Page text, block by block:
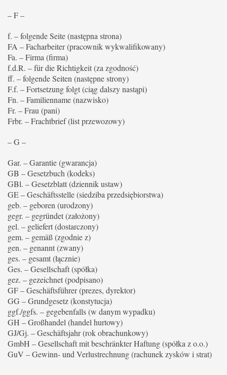
– F –
f. – folgende Seite (następna strona)
FA – Facharbeiter (pracownik wykwalifikowany)
Fa. – Firma (firma)
f.d.R. – für die Richtigkeit (za zgodność)
ff. – folgende Seiten (następne strony)
F.f. – Fortsetzung folgt (ciąg dalszy nastąpi)
Fn. – Familienname (nazwisko)
Fr. – Frau (pani)
Frbr. – Frachtbrief (list przewozowy)
– G –
Gar. – Garantie (gwarancja)
GB – Gesetzbuch (kodeks)
GBl. – Gesetzblatt (dziennik ustaw)
GE – Geschäftsstelle (siedziba przedsiębiorstwa)
geb. – geboren (urodzony)
gegr. – gegründet (założony)
gel. – geliefert (dostarczony)
gem. – gemäß (zgodnie z)
gen. – genannt (zwany)
ges. – gesamt (łącznie)
Ges. – Gesellschaft (spółka)
gez. – gezeichnet (podpisano)
GF – Geschäftsführer (prezes, dyrektor)
GG – Grundgesetz (konstytucja)
ggf./ggfs. – gegebenfalls (w danym wypadku)
GH – Großhandel (handel hurtowy)
GJ/Gj. – Geschäftsjahr (rok obrachunkowy)
GmbH – Gesellschaft mit beschränkter Haftung (spółka z o.o.)
GuV – Gewinn- und Verlustrechnung (rachunek zysków i strat)